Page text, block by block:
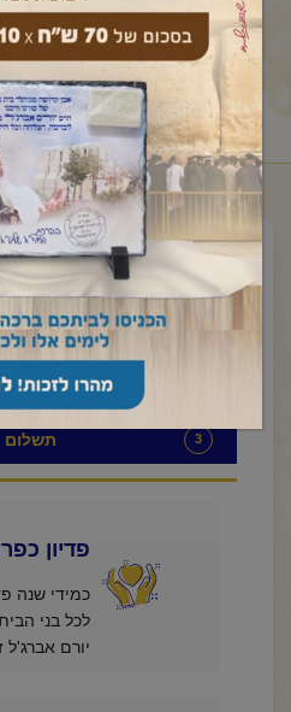
ראשי/היה
למה מיועדת
פרטים
תשלום 3
פדיון
כמידי שנה
לכל בני
יורם אברג'ל